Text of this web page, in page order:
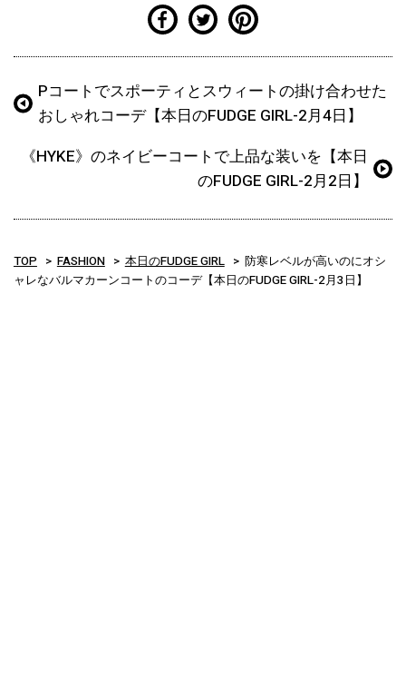
Pコートでスポーティとスウィートの掛け合わせた
おしゃれコーデ【本日のFUDGE GIRL-2月4日】
《HYKE》のネイビーコートで上品な装いを【本日
のFUDGE GIRL-2月2日】
TOP FASHION 本日のFUDGE GIRL
防寒レベルが高いのにオシ
ャレなバルマカーンコートのコーデ【本日のFUDGE GIRL-2月3日】